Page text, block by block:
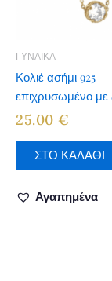
ΓΥΝΑΙΚΑ
Κολιέ ασήμι 925
επιχρυσωμένο με
25.00 €
ΣΤΟ ΚΑΛΑΘΙ
Αγαπημένα